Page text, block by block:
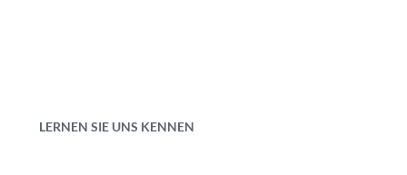
LERNEN SIE UNS KENNEN